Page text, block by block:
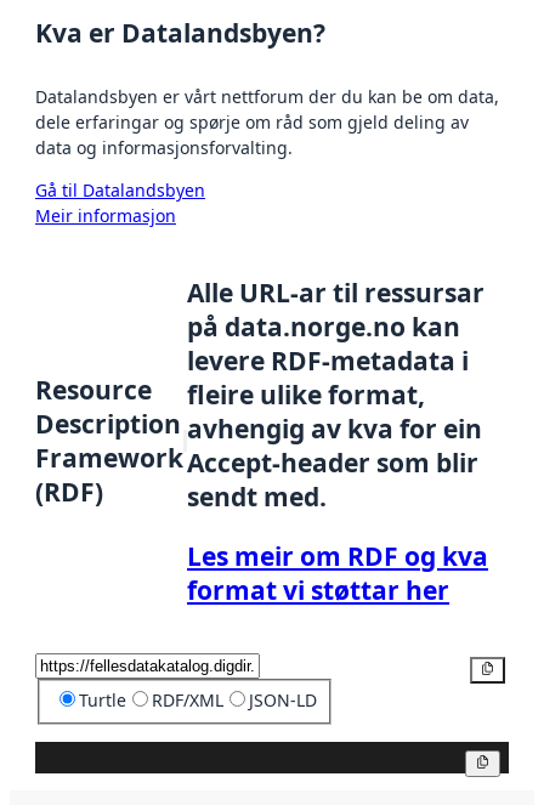
Kva er Datalandsbyen?
Datalandsbyen er vårt nettforum der du kan be om data,
dele erfaringar og spørje om råd som gjeld deling av
data og informasjonsforvalting.
Gå til Datalandsbyen
Meir informasjon
Resource
Description
Framework
(RDF)
Alle URL-ar til ressursar
på data.norge.no kan
levere RDF-metadata i
fleire ulike format,
avhengig av kva for ein
Accept-header som blir
sendt med.
Les meir om RDF og kva
format vi støttar her
Turtle RDF/XML JSON-LD